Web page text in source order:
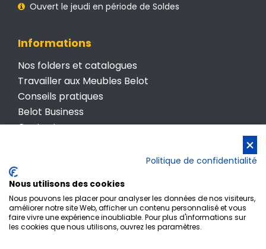
Ouvert le jeudi en période de Soldes
Informations
Nos folders et catalogues
Travailler aux Meubles Belot
Conseils pratiques
Belot Business
Contactez-nous
Politique de confidentialité
Nous utilisons des cookies
Nous pouvons les placer pour analyser les données de nos visiteurs,
améliorer notre site Web, afficher un contenu personnalisé et vous
faire vivre une expérience inoubliable. Pour plus d'informations sur
les cookies que nous utilisons, ouvrez les paramètres.